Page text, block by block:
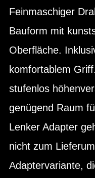
Feinmaschiger
Bauform mit
Oberfläche.
komfortablem
stufenlos
genügend Raum
Lenker Adapter
nicht zum
Adaptervariante,